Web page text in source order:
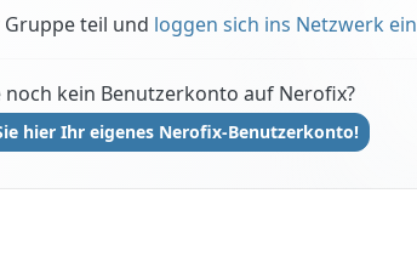
Gruppe teil und loggen sich ins Netzwerk ein
noch kein Benutzerkonto auf Nerofix?
hier Ihr eigenes Nerofix-Benutzerkonto!